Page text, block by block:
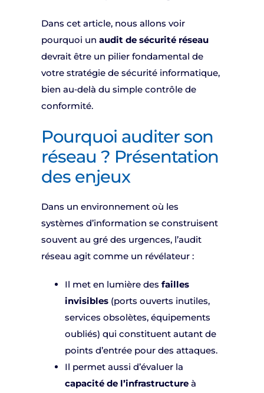
Dans cet article, nous allons voir
pourquoi un audit de sécurité réseau
devrait être un pilier fondamental de
votre stratégie de sécurité informatique,
bien au‑delà du simple contrôle de
conformité.
Pourquoi auditer son
réseau ? Présentation
des enjeux
Dans un environnement où les
systèmes d’information se construisent
souvent au gré des urgences, l’audit
réseau agit comme un révélateur :
Il met en lumière des failles
invisibles (ports ouverts inutiles,
services obsolètes, équipements
oubliés) qui constituent autant de
points d’entrée pour des attaques.
Il permet aussi d’évaluer la
capacité de l’infrastructureà